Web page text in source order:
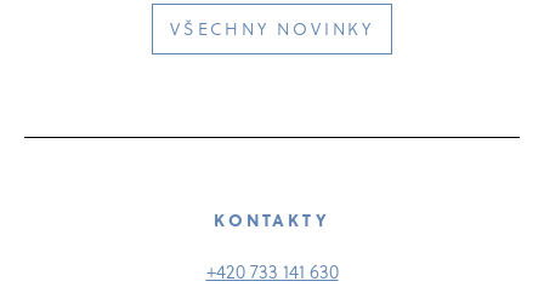
VŠECHNY NOVINKY
KONTAKTY
+420 733 141 630